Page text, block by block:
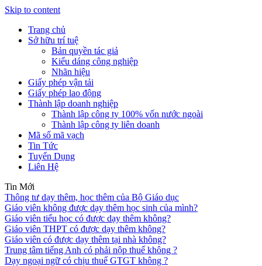
Skip to content
Trang chủ
Sở hữu trí tuệ
Bản quyền tác giả
Kiểu dáng công nghiệp
Nhãn hiệu
Giấy phép vận tải
Giấy phép lao động
Thành lập doanh nghiệp
Thành lập công ty 100% vốn nước ngoài
Thành lập công ty liên doanh
Mã số mã vạch
Tin Tức
Tuyển Dụng
Liên Hệ
Tin Mới
Thông tư dạy thêm, học thêm của Bộ Giáo dục
Giáo viên không được dạy thêm học sinh của mình?
Giáo viên tiểu học có được dạy thêm không?
Giáo viên THPT có được dạy thêm không?
Giáo viên có được dạy thêm tại nhà không?
Trung tâm tiếng Anh có phải nộp thuế không ?
Dạy ngoại ngữ có chịu thuế GTGT không ?